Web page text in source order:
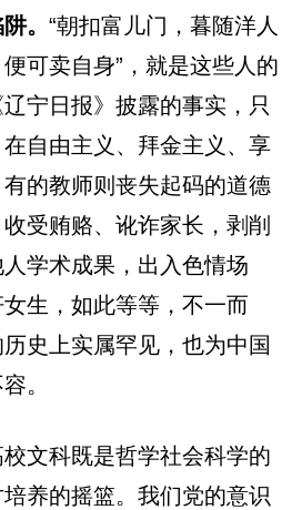
。 “朝扣富儿门，暮随洋人
可卖自身”，就是这些人的
宁日报》披露的事实，只
自由主义、拜金主义、享
的教师则丧失起码的道德
受贿赂、讹诈家长，剥削
学术成果，出入色情场
生，如此等等，不一而
史上实属罕见，也为中国
。
文科既是哲学社会科学的
养的摇篮。我们党的意识